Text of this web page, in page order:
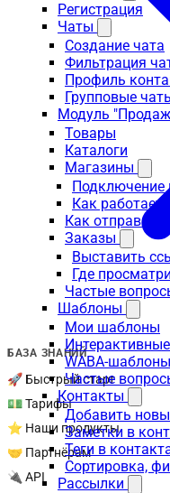
Регистрация
Чаты
Создание чата
Фильтрация
Профиль
Групповые
Модуль
Товары
Каталоги
Магазины
Подключение
Как работает
Как отправить
Заказы
Выставить
Где
Частые
Шаблоны
Мои шаблоны
WABA-шаблоны
Частые
Контакты
Добавить
Заметки в
Теги в
Сортировка,
Рассылки
БАЗА ЗНАНИЙ
🚀 Быстрый старт
💵 Тарифы
⭐ Наши продукты
🤝 Партнёрам
🔌 API